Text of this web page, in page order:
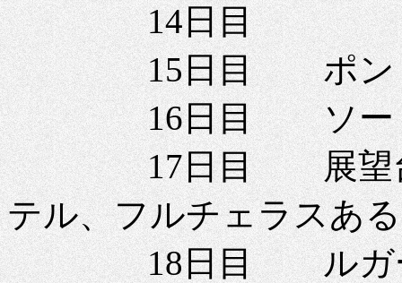
14日目
15日目 ポントレ
16日目 ソーリ
17日目 展望台や
テル、フルチェラスあ
18日目 ルガー